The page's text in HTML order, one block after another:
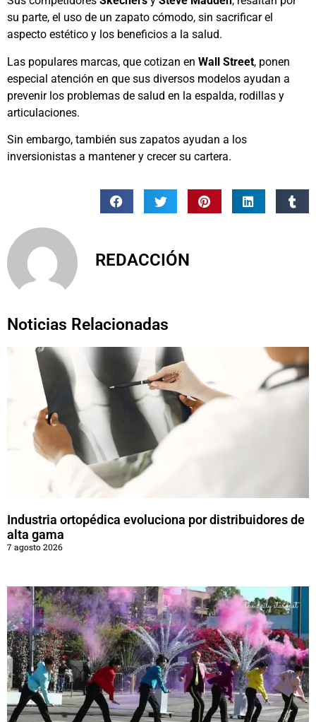
su parte, el uso de un zapato cómodo, sin sacrificar el
aspecto estético y los beneficios a la salud.
Las populares marcas, que cotizan en Wall Street, ponen
especial atención en que sus diversos modelos ayudan a
prevenir los problemas de salud en la espalda, rodillas y
articulaciones.
Sin embargo, también sus zapatos ayudan a los
inversionistas a mantener y crecer su cartera.
REDACCIÓN
Noticias Relacionadas
Industria ortopédica evoluciona por distribuidores de
alta gama
7 agosto 2026